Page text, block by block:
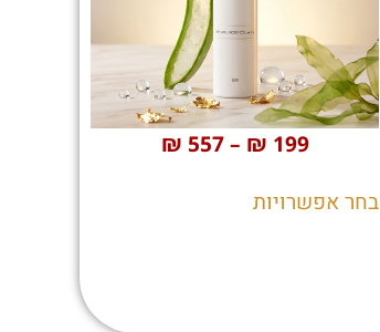
₪ 199
–
₪ 557
בחר אפשרויות